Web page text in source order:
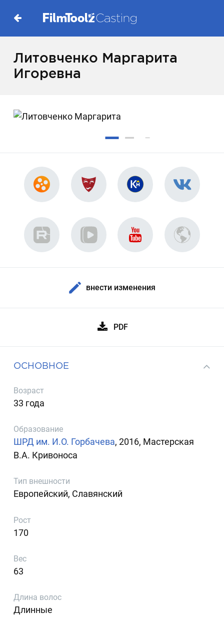
Литовченко Маргарита
Игоревна
внести изменения
PDF
ОСНОВНОЕ
Возраст
33 года
Образование
ШРД им. И.О. Горбачева, 2016, Мастерская
В.А. Кривоноса
Тип внешности
Европейский, Славянский
Рост
170
Вес
63
Длина волос
Длинные